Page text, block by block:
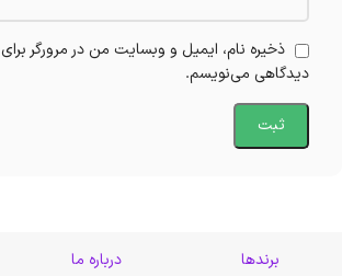
ذخیره نام، ایمیل و وبسایت من در مرورگر برای
دیدگاهی می‌نویسم.
برندها درباره ما